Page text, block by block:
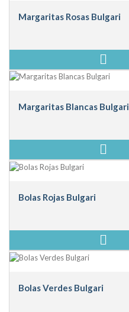
Margaritas Rosas Bulgari
Margaritas Blancas Bulgari
Bolas Rojas Bulgari
Bolas Verdes Bulgari